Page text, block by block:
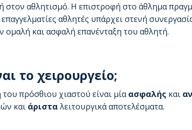
αθλητισμό. Η επιστροφή στο άθλημα
αθλητές υπάρχει στενή
ομαλή και ασφαλή επανένταξη του αθλητή.
το χειρουργείο;
πρόσθιου χιαστού είναι μίαασφαλής και
και άρισταλειτουργικά αποτελέσματα.